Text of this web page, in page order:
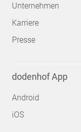
Unternehmen
Karriere
Presse
dodenhof App
Android
iOS